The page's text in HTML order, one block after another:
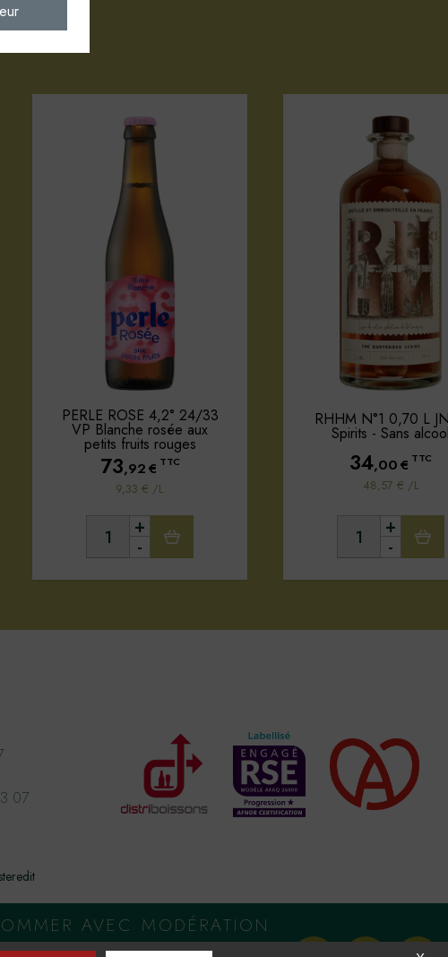
PERLE ROSE 4,2° 24/33
VP Blanche rosée aux
petits fruits rouges
73,92€ TTC
9,33 € /L
-
+
RHHM N°1 0,70 L
Spirits - Sans
34,00€ TTC
48,57 € /L
-
+
07
AVEC MODÉRATION.